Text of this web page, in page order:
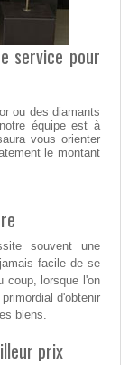
service pour
ou des diamants
équipe est à
vous orienter
le montant
souvent une
facile de se
coup, lorsque l'on
d'obtenir
biens.
prix